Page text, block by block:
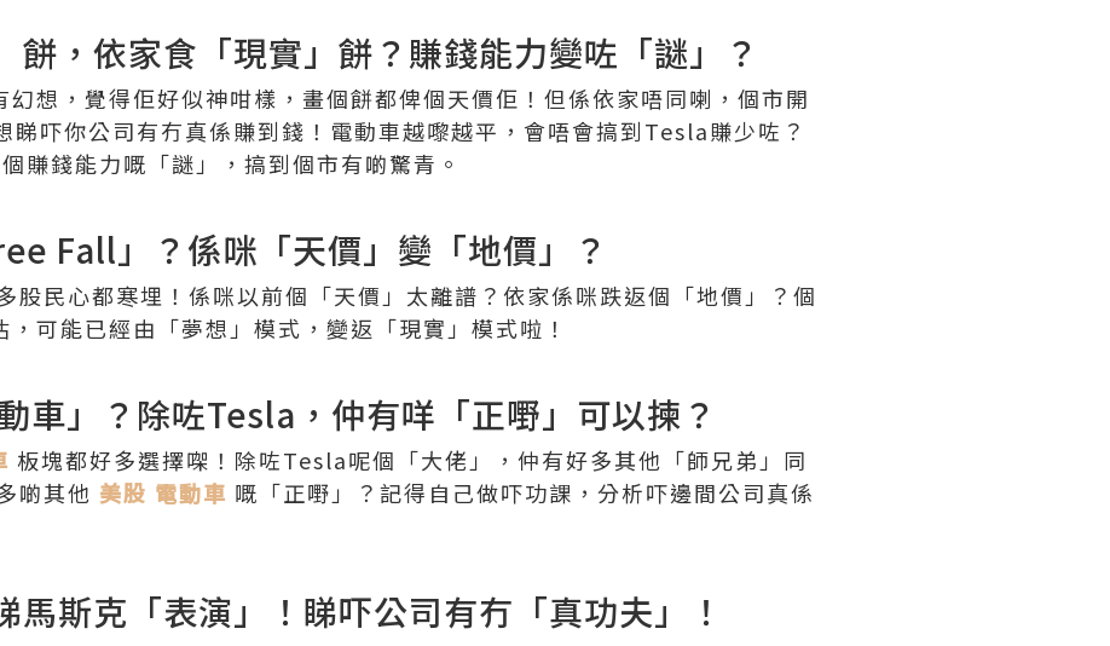
餅，依家食「現實」餅？賺錢能力變咗「謎」？
想，覺得佢好似神咁樣，畫個餅都俾個天價佢！但係依家唔同喇，個市開
吓你公司有冇真係賺到錢！電動車越嚟越平，會唔會搞到Tesla賺少咗？
賺錢能力嘅「謎」，搞到個市有啲驚青。
Fall」？係咪「天價」變「地價」？
股民心都寒埋！係咪以前個「天價」太離譜？依家係咪跌返個「地價」？個
可能已經由「夢想」模式，變返「現實」模式啦！
車」？除咗Tesla，仲有咩「正嘢」可以揀？
板塊都好多選擇㗎！除咗Tesla呢個「大佬」，仲有好多其他「師兄弟」同
啲其他 美股 電動車 嘅「正嘢」？記得自己做吓功課，分析吓邊間公司真係
馬斯克「表演」！睇吓公司有冇「真功夫」！